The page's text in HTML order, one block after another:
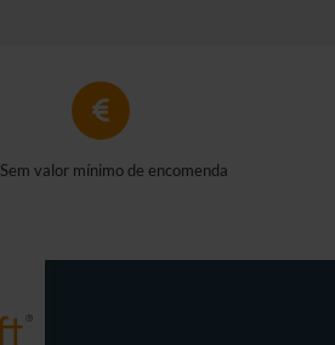
Sem valor mínimo de encomenda